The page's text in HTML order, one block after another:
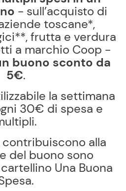
- sull’acquisto di
toscane*,
frutta e verdura
a marchio Coop -
buono sconto da
5€.
la settimana
30€ di spesa e
alla
del buono sono
Una Buona